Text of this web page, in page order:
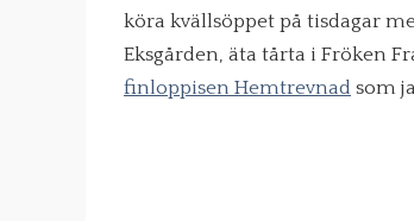
köra kvällsöppet på tisdagar
Eksgården, äta tårta i Fröken
finloppisen Hemtrevnad som